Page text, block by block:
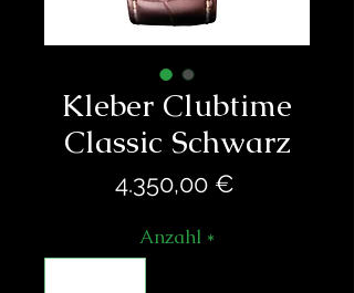
Kleber Clubtime
Classic Schwarz
4.350,00 €Preis
Anzahl *